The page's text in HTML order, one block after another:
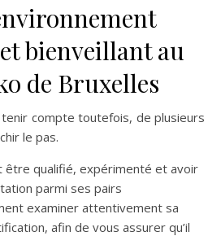
bienveillant au
de Bruxelles
compte toutefois, de plusieurs
le pas.
être qualifié, expérimenté et avoir
parmi ses pairs
examiner attentivement sa
afin de vous assurer qu’il